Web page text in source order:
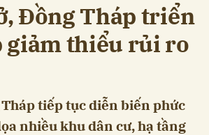
Đồng Tháp triển
giảm thiểu rủi ro
tiếp tục diễn biến phức
nhiều khu dân cư, hạ tầng